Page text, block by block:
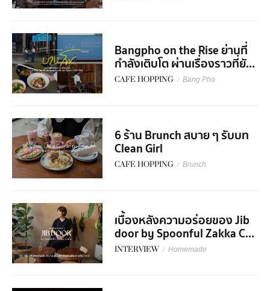
Bangpho on the Rise ย่านที่
กำลังเติบโต ผ่านเรื่องราวที่ยั...
CAFE HOPPING / Bang Pho
6 ร้าน Brunch สบาย ๆ รับบท
Clean Girl
CAFE HOPPING / Brunch
เบื้องหลังความอร่อยของ Jib
door by Spoonful Zakka C...
INTERVIEW / Homemade